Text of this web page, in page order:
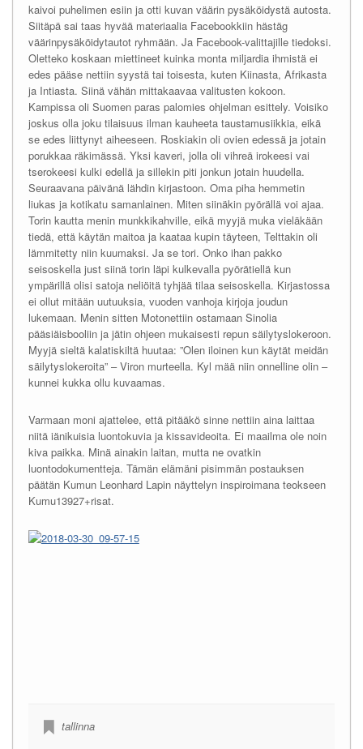
kaivoi puhelimen esiin ja otti kuvan väärin pysäköidystä autosta.
Siitäpä sai taas hyvää materiaalia Facebookkiin hästäg
väärinpysäköidytautot ryhmään. Ja Facebook-valittajille tiedoksi.
Oletteko koskaan miettineet kuinka monta miljardia ihmistä ei
edes pääse nettiin syystä tai toisesta, kuten Kiinasta, Afrikasta
ja Intiasta. Siinä vähän mittakaavaa valitusten kokoon.
Kampissa oli Suomen paras palomies ohjelman esittely. Voisiko
joskus olla joku tilaisuus ilman kauheeta taustamusiikkia, eikä
se edes liittynyt aiheeseen. Roskiakin oli ovien edessä ja jotain
porukkaa räkimässä. Yksi kaveri, jolla oli vihreä irokeesi vai
tserokeesi kulki edellä ja sillekin piti jonkun jotain huudella.
Seuraavana päivänä lähdin kirjastoon. Oma piha hemmetin
liukas ja kotikatu samanlainen. Miten siinäkin pyörällä voi ajaa.
Torin kautta menin munkkikahville, eikä myyjä muka vieläkään
tiedä, että käytän maitoa ja kaataa kupin täyteen, Telttakin oli
lämmitetty niin kuumaksi. Ja se tori. Onko ihan pakko
seisoskella just siinä torin läpi kulkevalla pyörätiellä kun
ympärillä olisi satoja neliöitä tyhjää tilaa seisoskella. Kirjastossa
ei ollut mitään uutuuksia, vuoden vanhoja kirjoja joudun
lukemaan. Menin sitten Motonettiin ostamaan Sinolia
pääsiäisbooliin ja jätin ohjeen mukaisesti repun säilytyslokeroon.
Myyjä sieltä kalatiskiltä huutaa: ”Olen iloinen kun käytät meidän
säilytyslokeroita” – Viron murteella. Kyl mää niin onnelline olin –
kunnei kukka ollu kuvaamas.
Varmaan moni ajattelee, että pitääkö sinne nettiin aina laittaa
niitä iänikuisia luontokuvia ja kissavideoita. Ei maailma ole noin
kiva paikka. Minä ainakin laitan, mutta ne ovatkin
luontodokumentteja. Tämän elämäni pisimmän postauksen
päätän Kumun Leonhard Lapin näyttelyn inspiroimana teokseen
Kumu13927+risat.
tallinna